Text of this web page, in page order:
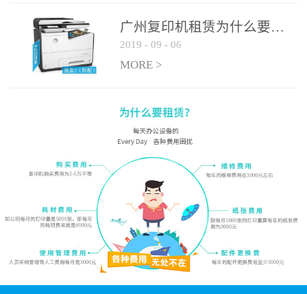
广州复印机租赁为什么要选大平台
2019 - 09 - 06
MORE >